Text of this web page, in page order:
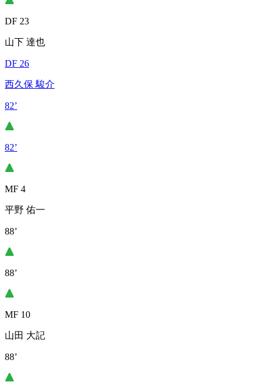
DF 23
山下 達也
DF 26
西久保 駿介
82’
82’
MF 4
平野 佑一
88’
88’
MF 10
山田 大記
88’